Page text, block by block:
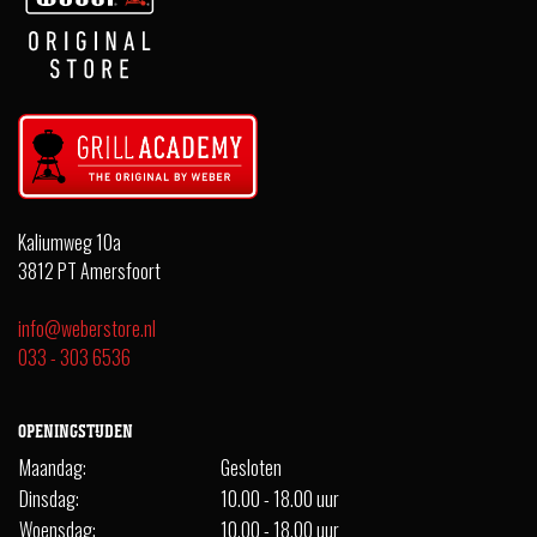
Kaliumweg 10a
3812 PT Amersfoort
info@weberstore.nl
033 - 303 6536
OPENINGSTIJDEN
Maandag:
Gesloten
Dinsdag:
10.00 - 18.00 uur
Woensdag:
10.00 - 18.00 uur